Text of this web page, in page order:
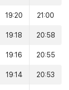
19:20 21:00
19:18 20:58
19:16 20:55
19:14 20:53